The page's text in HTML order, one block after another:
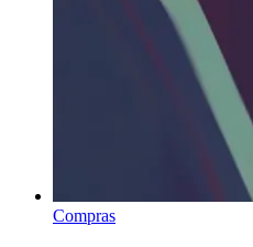
Compras